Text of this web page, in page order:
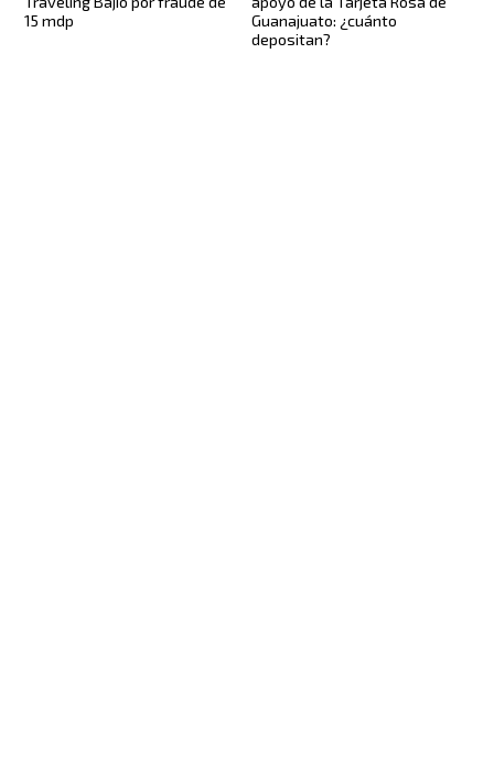
15 mdp
Guanajuato: ¿cuánto
depositan?